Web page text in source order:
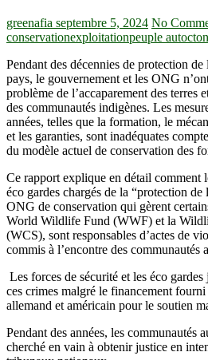
greenafia septembre 5, 2024 No
conservationexploitationpeuple
Pendant des décennies de protection
pays, le gouvernement et les ONG
problème de l’accaparement des terres
des communautés indigènes. Les
années, telles que la formation, le
et les garanties, sont inadéquates
du modèle actuel de conservation des
Ce rapport explique en détail comment
éco gardes chargés de la “protection de
ONG de conservation qui gèrent
World Wildlife Fund (WWF) et la
(WCS), sont responsables d’actes de
commis à l’encontre des communautés
Les forces de sécurité et les éco
ces crimes malgré le financement
allemand et américain pour le soutien
Pendant des années, les communautés
cherché en vain à obtenir justice en